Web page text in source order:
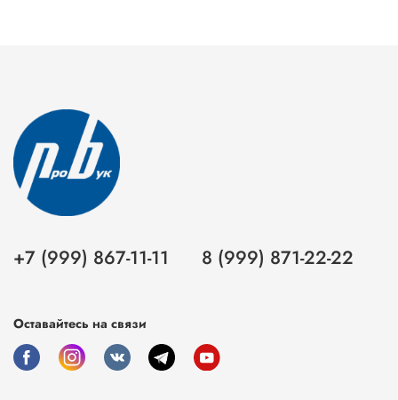
+7 (999) 867-11-11 8 (999) 871-22-22
Оставайтесь на связи